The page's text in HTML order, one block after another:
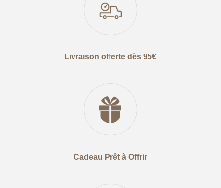
Livraison offerte dès 95€
Cadeau Prêt à Offrir